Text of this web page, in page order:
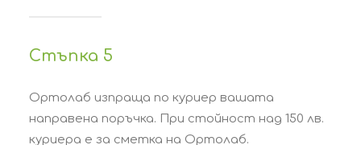
Стъпка 5
Ортолаб изпраща по куриер вашата
направена поръчка. При стойност над 150 лв.
куриера е за сметка на Ортолаб.